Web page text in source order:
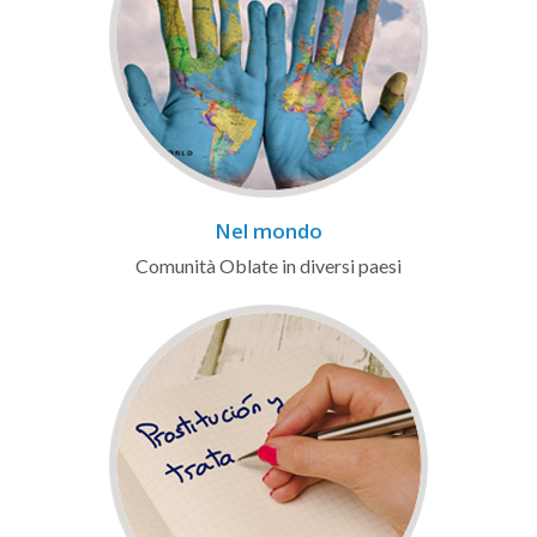
Nel mondo
Comunità Oblate in diversi paesi